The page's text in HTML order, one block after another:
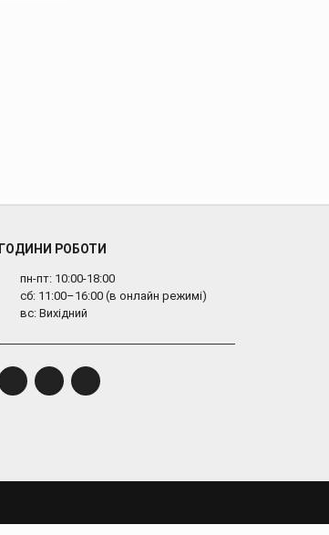
ГОДИНИ РОБОТИ
пн-пт: 10:00-18:00
сб: 11:00–16:00 (в онлайн режимі)
вс: Вихідний